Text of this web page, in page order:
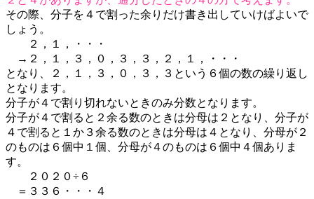
その際、分子を４で割った余りだけ書き出していけばよいで
しょう。
２，１，・・・
→２，１，３，０，３，３，２，１，・・・
となり、２，１，３，０，３，３という６個の数の繰り返し
となります。
分子が４で割り切れないときのみ分数となります。
分子が４で割ると２余る数のときは分母は２となり、分子が
４で割ると１か３余る数のときは分母は４となり、分母が２
のものは６個中１個、分母が４のものは６個中４個ありま
す。
２０２０÷６
＝３３６・・・４